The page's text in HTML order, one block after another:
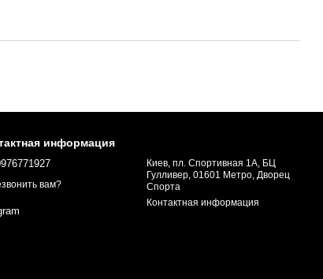
информация
вам?
Киев, пл. Спортивная 1А, БЦ
Гулливер, 01601 Метро, Дворец
Спорта
Контактная информация